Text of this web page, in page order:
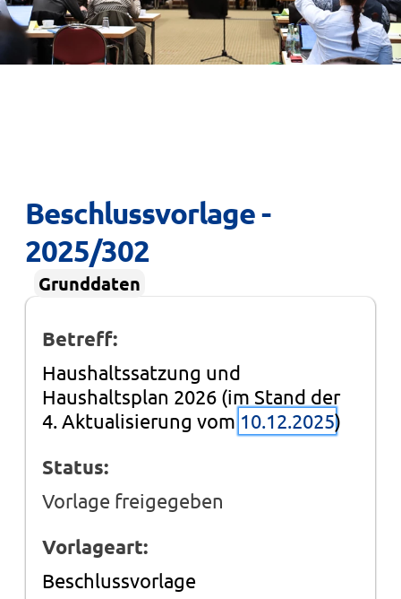
Beschlussvorlage -
2025/302
Grunddaten
Betreff:
Haushaltssatzung und
Haushaltsplan 2026 (im Stand der
4. Aktualisierung vom 10.12.2025)
Status:
Vorlage freigegeben
Vorlageart:
Beschlussvorlage